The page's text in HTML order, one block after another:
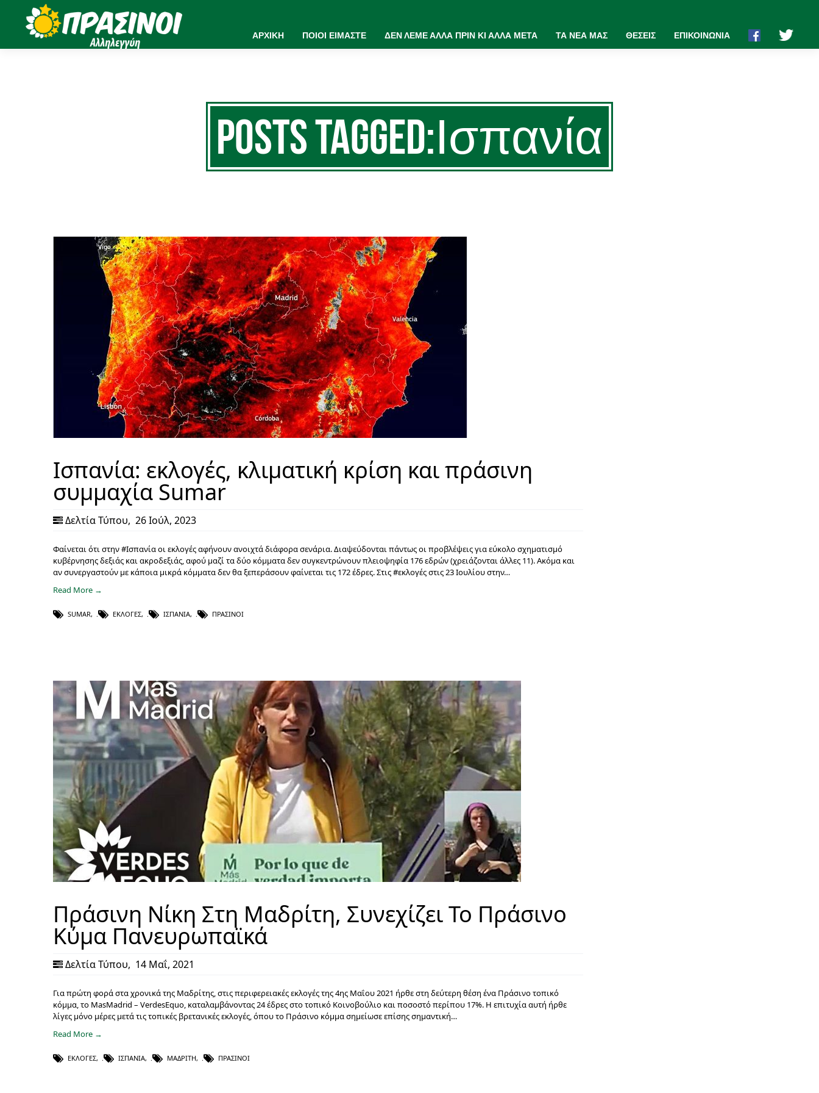
ΑΡΧΙΚΗ ΠΟΙΟΙ ΕΙΜΑΣΤΕ ΔΕΝ ΛΕΜΕ ΑΛΛΑ ΠΡΙΝ ΚΙ ΑΛΛΑ ΜΕΤΑ ΤΑ ΝΕΑ ΜΑΣ ΘΕΣΕΙΣ ΕΠΙΚΟΙΝΩΝΙΑ
Posts Tagged:Ισπανία
Ισπανία: εκλογές, κλιματική κρίση και πράσινη
συμμαχία Sumar
Δελτία Τύπου, 26 Ιούλ, 2023
Φαίνεται ότι στην #Ισπανία οι εκλογές αφήνουν ανοιχτά διάφορα σενάρια. Διαψεύδονται πάντως οι προβλέψεις για εύκολο σχηματισμό
κυβέρνησης δεξιάς και ακροδεξιάς, αφού μαζί τα δύο κόμματα δεν συγκεντρώνουν πλειοψηφία 176 εδρών (χρειάζονται άλλες 11). Ακόμα και
αν συνεργαστούν με κάποια μικρά κόμματα δεν θα ξεπεράσουν φαίνεται τις 172 έδρες. Στις #εκλογές στις 23 Ιουλίου στην…
Read More →
SUMAR, ΕΚΛΟΓΈΣ, ΙΣΠΑΝΊΑ, ΠΡΆΣΙΝΟΙ
Πράσινη Νίκη Στη Μαδρίτη, Συνεχίζει Το Πράσινο
Κύμα Πανευρωπαϊκά
Δελτία Τύπου, 14 Μαΐ, 2021
Για πρώτη φορά στα χρονικά της Μαδρίτης, στις περιφερειακές εκλογές της 4ης Μαΐου 2021 ήρθε στη δεύτερη θέση ένα Πράσινο τοπικό
κόμμα, το MasMadrid – VerdesEquo, καταλαμβάνοντας 24 έδρες στο τοπικό Κοινοβούλιο και ποσοστό περίπου 17%. Η επιτυχία αυτή ήρθε
λίγες μόνο μέρες μετά τις τοπικές βρετανικές εκλογές, όπου το Πράσινο κόμμα σημείωσε επίσης σημαντική…
Read More →
ΕΚΛΟΓΈΣ, ΙΣΠΑΝΊΑ, ΜΑΔΡΊΤΗ, ΠΡΆΣΙΝΟΙ